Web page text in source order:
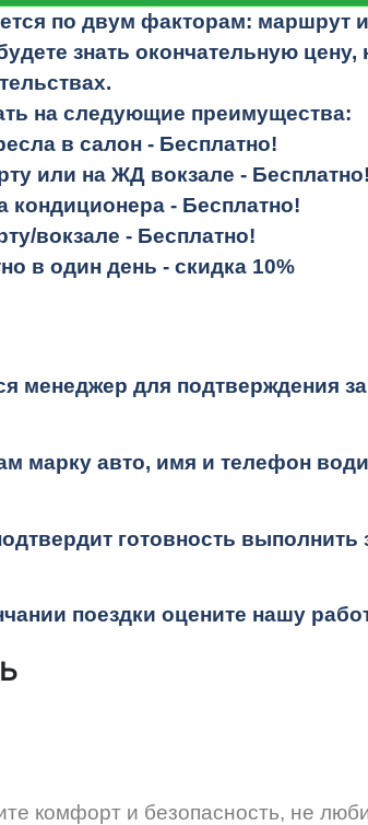
по двум факторам: маршрут
знать окончательную цену,
на следующие преимущества:
в салон - Бесплатно!
или на ЖД вокзале - Бесплатно!
кондиционера - Бесплатно!
вокзале - Бесплатно!
в один день - скидка 10%
менеджер для подтверждения
марку авто, имя и телефон
готовность выполнить
поездки оцените нашу
комфорт и безопасность, не